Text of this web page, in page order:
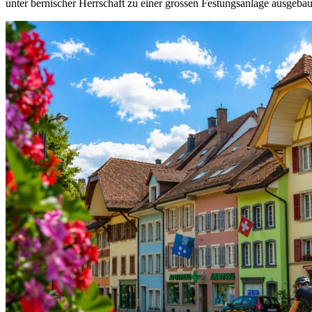
unter bernischer Herrschaft zu einer grossen Festungsanlage